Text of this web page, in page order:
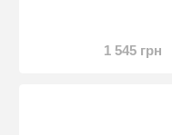
1 545 грн